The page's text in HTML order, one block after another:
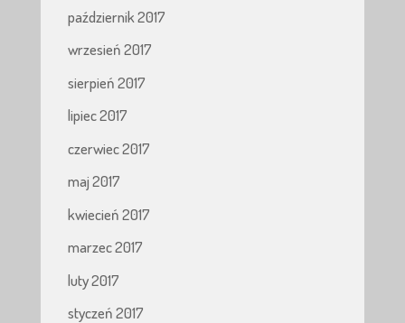
październik 2017
wrzesień 2017
sierpień 2017
lipiec 2017
czerwiec 2017
maj 2017
kwiecień 2017
marzec 2017
luty 2017
styczeń 2017